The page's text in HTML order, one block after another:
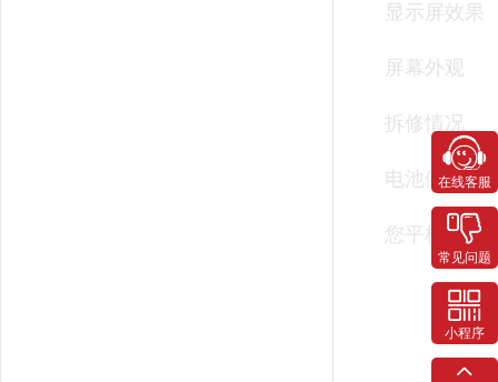
显示屏效果
屏幕外观
拆修情况
电池健康度
您平板有以
在线客服
常见问题
小程序